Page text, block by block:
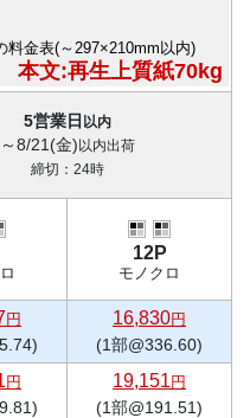
料金表(～297×210mm以内)
本文:再生上質紙70kg
5営業日 以内
～8/21(金) 以内出荷
締切：24時
12P
モノクロ
円 16,830円
(1部@336.60)
円 19,151 円
(1部@191.51)